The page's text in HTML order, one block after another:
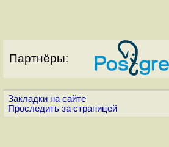
Партнёры:
Закладки на сайте
Проследить за страницей